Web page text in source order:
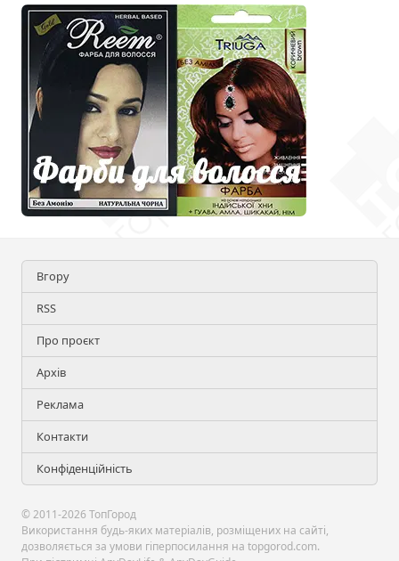
Вгору
RSS
Про проєкт
Архів
Реклама
Контакти
Конфіденційність
© 2011-2026 ТопГород
Використання будь-яких матеріалів, розміщених на сайті,
дозволяється за умови гіперпосилання на topgorod.com.